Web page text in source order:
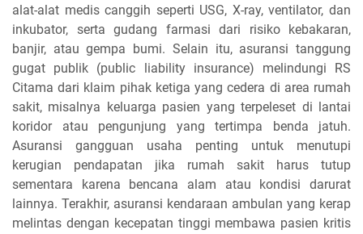
alat-alat medis canggih seperti USG, X-ray, ventilator, dan
inkubator, serta gudang farmasi dari risiko kebakaran,
banjir, atau gempa bumi. Selain itu, asuransi tanggung
gugat publik (public liability insurance) melindungi RS
Citama dari klaim pihak ketiga yang cedera di area rumah
sakit, misalnya keluarga pasien yang terpeleset di lantai
koridor atau pengunjung yang tertimpa benda jatuh.
Asuransi gangguan usaha penting untuk menutupi
kerugian pendapatan jika rumah sakit harus tutup
sementara karena bencana alam atau kondisi darurat
lainnya. Terakhir, asuransi kendaraan ambulan yang kerap
melintas dengan kecepatan tinggi membawa pasien kritis